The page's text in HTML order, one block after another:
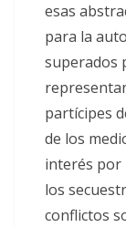
esas
para la
superados
partícipes
de los
interés por
los
conflictos